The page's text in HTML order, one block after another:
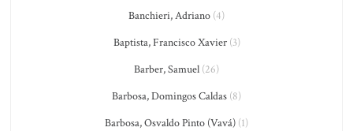
Banchieri, Adriano (4)
Baptista, Francisco Xavier(3)
Barber, Samuel (26)
Barbosa, Domingos Caldas (8)
Barbosa, Osvaldo Pinto (Vavá) (1)